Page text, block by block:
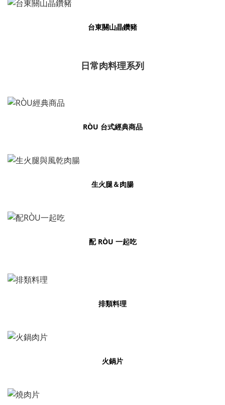
台東關山晶鑽豬
日常肉料理系列
RÒU 台式經典商品
生火腿＆肉腸
配 RÒU 一起吃
排類料理
火鍋片